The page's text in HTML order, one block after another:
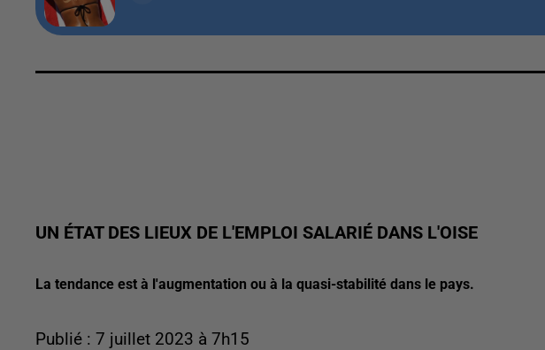
UN ÉTAT DES LIEUX DE L'EMPLOI SALARIÉ DANS L'OISE
La tendance est à l'augmentation ou à la quasi-stabilité dans le pays.
Publié : 7 juillet 2023 à 7h15